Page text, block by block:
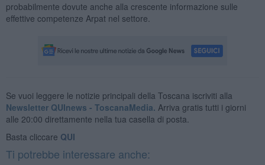
probabilmente dovute anche alla crescente informazione sulle
effettive competenze Arpat nel settore.
Se vuoi leggere le notizie principali della Toscana iscriviti alla
Newsletter QUInews - ToscanaMedia. Arriva gratis tutti i giorni
alle 20:00 direttamente nella tua casella di posta.
Basta cliccare QUI
Ti potrebbe interessare anche: